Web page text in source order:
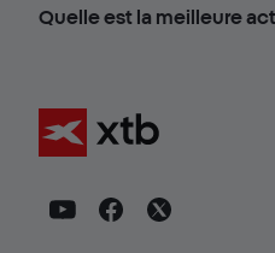
Quelle est la meilleure